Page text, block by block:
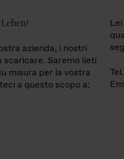
!
azienda, i nostri
Saremo lieti
misura per la vostra
a questo scopo a: